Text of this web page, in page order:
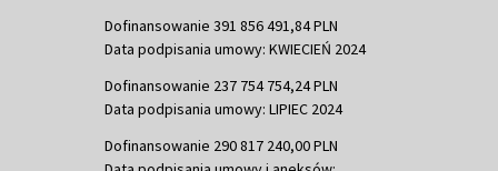
Dofinansowanie 391 856 491,84 PLN
Data podpisania umowy: KWIECIEŃ 2024
Dofinansowanie 237 754 754,24 PLN
Data podpisania umowy: LIPIEC 2024
Dofinansowanie 290 817 240,00 PLN